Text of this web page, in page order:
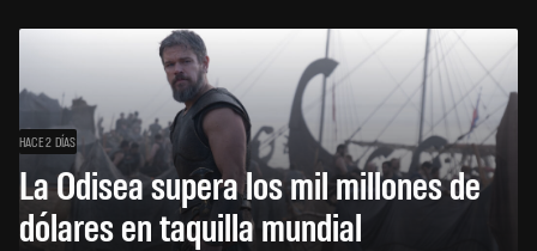
HACE 2 DÍAS
La Odisea supera los mil millones de
dólares en taquilla mundial